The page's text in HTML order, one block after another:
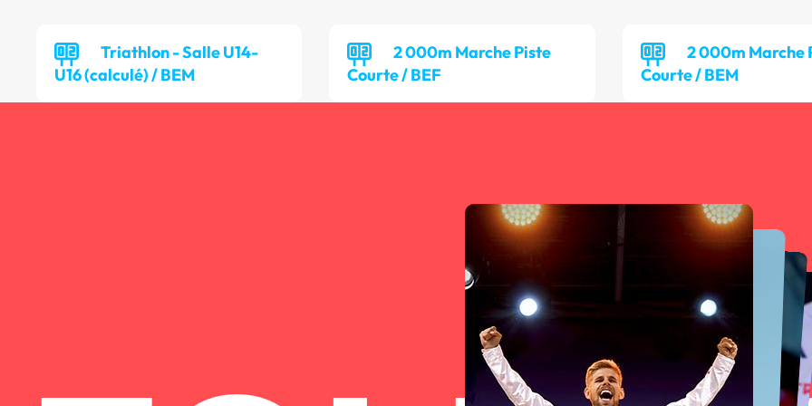
Triathlon - Salle U14-
U16 (calculé) / BEM
2 000m Marche Piste
Courte / BEF
2 000m Marche
Courte / BEM